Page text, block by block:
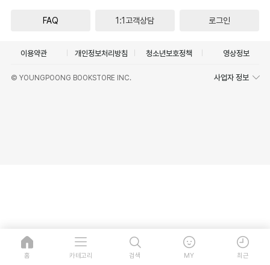
FAQ 1:1고객상담 로그인
이용약관 개인정보처리방침 청소년보호정책 영상정보
© YOUNGPOONG BOOKSTORE INC. 사업자 정보
홈 카테고리 검색 MY 최근